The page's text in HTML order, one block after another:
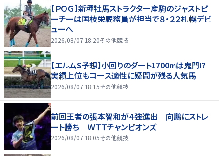
【ＰＯＧ】新種牡馬ストラクター産駒のジャストピ
ーチーは国枝栄厩務員が担当で８・２２札幌デビ
ューへ
2026/08/07 18:20その他競技
【エルムS予想】小回りのダート1700mは鬼門!?
実績上位もコース適性に疑問が残る人気馬
2026/08/07 18:15その他競技
前回王者の張本智和が４強進出 向鵬にストレ
ート勝ち ＷＴＴチャンピオンズ
2026/08/07 18:05その他競技